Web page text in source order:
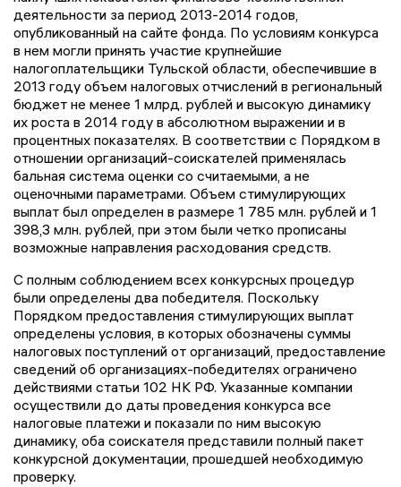
деятельности за период 2013-2014 годов,
опубликованный на сайте фонда. По условиям конкурса
в нем могли принять участие крупнейшие
налогоплательщики Тульской области, обеспечившие в
2013 году объем налоговых отчислений в региональный
бюджет не менее 1 млрд. рублей и высокую динамику
их роста в 2014 году в абсолютном выражении и в
процентных показателях. В соответствии с Порядком в
отношении организаций-соискателей применялась
бальная система оценки со считаемыми, а не
оценочными параметрами. Объем стимулирующих
выплат был определен в размере 1 785 млн. рублей и 1
398,3 млн. рублей, при этом были четко прописаны
возможные направления расходования средств.
С полным соблюдением всех конкурсных процедур
были определены два победителя. Поскольку
Порядком предоставления стимулирующих выплат
определены условия, в которых обозначены суммы
налоговых поступлений от организаций, предоставление
сведений об организациях-победителях ограничено
действиями статьи 102 НК РФ. Указанные компании
осуществили до даты проведения конкурса все
налоговые платежи и показали по ним высокую
динамику, оба соискателя представили полный пакет
конкурсной документации, прошедшей необходимую
проверку.